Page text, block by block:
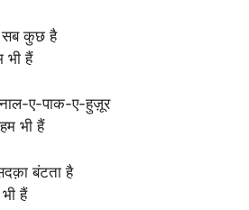
सब कुछ है
भी हैं
ए-पाक-ए-हुज़ूर
भी हैं
बंटता है
हैं